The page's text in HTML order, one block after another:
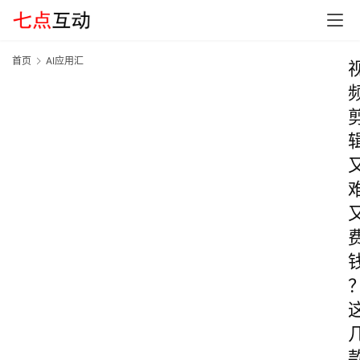
首页 AI应用汇